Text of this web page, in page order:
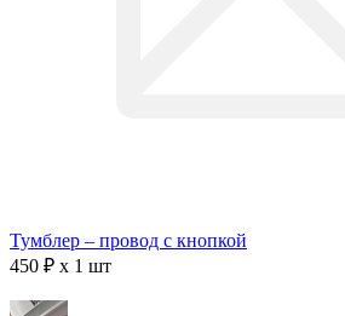
Тумблер – провод с кнопкой
450 ₽ x 1 шт